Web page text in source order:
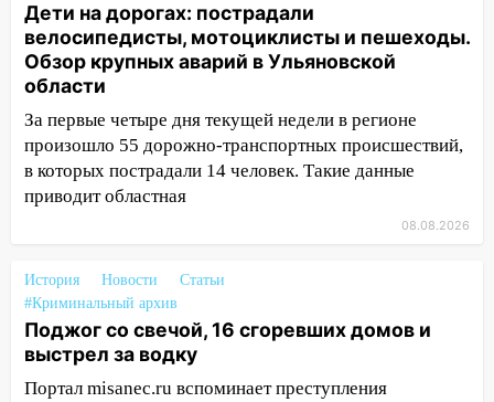
12:00 Где есть бензин в Ульяновске 7
августа: список АЗС
11:50 Заснул рядом с ребёнком и
случайно задушил его: суд вынес
приговор
11:38 В Ленинском районе пожар
полностью уничтожил дачный дом и
ЕГЭ с 2027 года
11:25 В Ульяновске ИИ будет выявлять
нарушителей на контейнерных
площадках
Дети на дорогах: пострадали
велосипедисты, мотоциклисты и пешеходы.
Обзор крупных аварий в Ульяновской
области
За первые четыре дня текущей недели в регионе
произошло 55 дорожно-транспортных происшествий,
в которых пострадали 14 человек. Такие данные
приводит областная
08.08.2026
История Новости
Статьи
#Криминальный архив
Поджог со свечой, 16 сгоревших домов и
выстрел за водку
Портал misanec.ru вспоминает преступления